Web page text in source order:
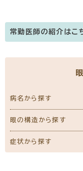
常勤医師の紹介はこ
医
病名から探す
眼の構造から探す
症状から探す